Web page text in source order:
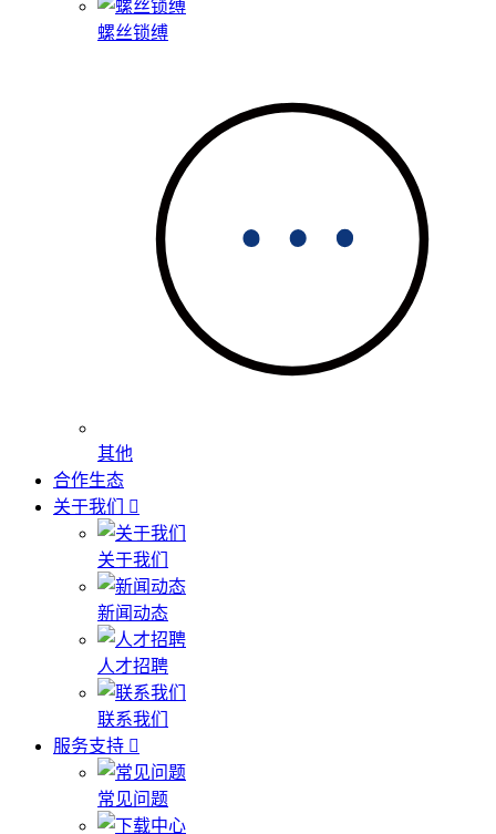
螺丝锁缚
其他
合作生态
关于我们
关于我们
新闻动态
人才招聘
联系我们
服务支持
常见问题